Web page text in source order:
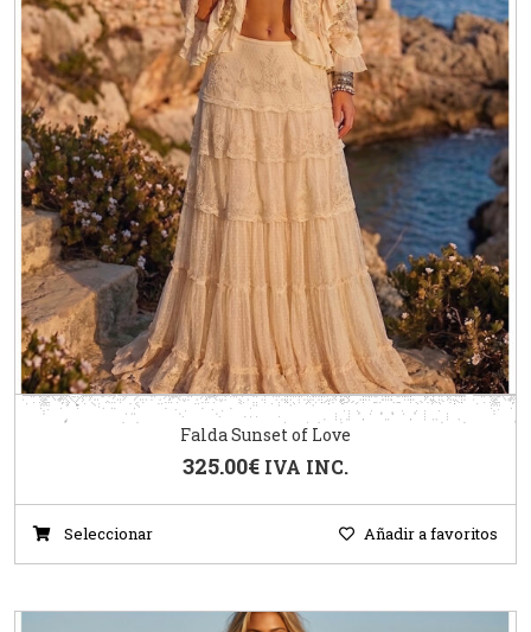
Falda Sunset of Love
325.00€ IVA INC.
Seleccionar Añadir a favoritos